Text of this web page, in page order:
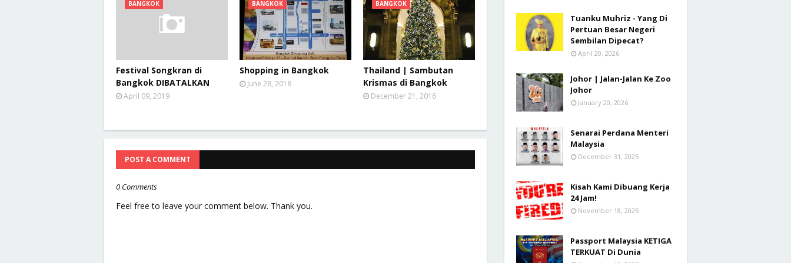
BANGKOK
Festival Songkran di
Bangkok DIBATALKAN
April 09, 2019
BANGKOK
Shopping in Bangkok
June 28, 2018
BANGKOK
Thailand | Sambutan
Krismas di Bangkok
December 21, 2016
POST A COMMENT
0 Comments
Feel free to leave your comment below. Thank you.
Tuanku Muhriz - Yang Di
Pertuan Besar Negeri
Sembilan Dipecat?
April 20, 2026
Johor | Jalan-Jalan Ke Zoo
Johor
January 20, 2026
Senarai Perdana Menteri
Malaysia
December 31, 2025
Kisah Kami Dibuang Kerja
24 Jam!
November 18, 2025
Passport Malaysia KETIGA
TERKUAT Di Dunia